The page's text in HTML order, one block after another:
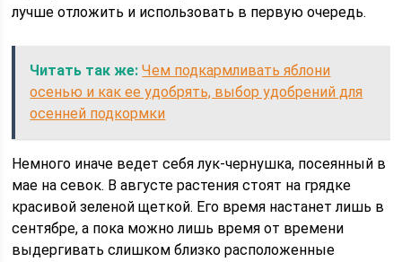
лучше отложить и использовать в первую очередь.
Читать так же: Чем подкармливать яблони
осенью и как ее удобрять, выбор удобрений для
осенней подкормки
Немного иначе ведет себя лук-чернушка, посеянный в
мае на севок. В августе растения стоят на грядке
красивой зеленой щеткой. Его время настанет лишь в
сентябре, а пока можно лишь время от времени
выдергивать слишком близко расположенные